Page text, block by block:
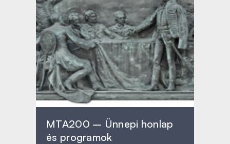
MTA200 – Ünnepi honlap
és programok